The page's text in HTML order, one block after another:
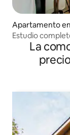
Apartamento
Estudio
La